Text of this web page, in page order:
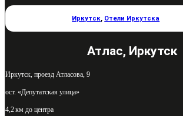
Иркутск, Отели Иркутска
Атлас, Иркутск
Иркутск, проезд Атласова, 9
ост. «Депутатская улица»
4,2 км до центра